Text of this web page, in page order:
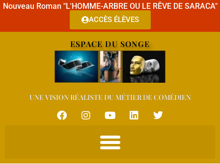
Nouveau Roman "L'HOMME-ARBRE OU LE RÊVE DE SARACA"
ACCÈS ÉLÈVES
ESPACE DU SONGE
UNE VISION RÉALISTE DU MÉTIER DE COMÉDIEN